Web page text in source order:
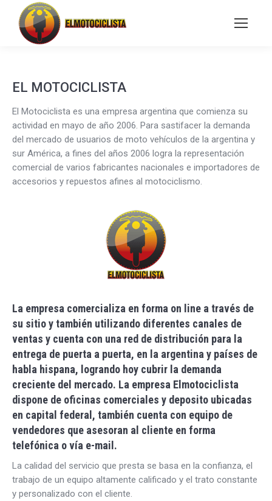
Buscar:
EL MOTOCICLISTA
El Motociclista es una empresa argentina que comienza su
actividad en mayo de año 2006. Para sastifacer la demanda
del mercado de usuarios de moto vehículos de la argentina y
sur América, a fines del años 2006 logra la representación
comercial de varios fabricantes nacionales e importadores de
accesorios y repuestos afines al motociclismo.
La empresa comercializa en forma on line a través de
su sitio y también utilizando diferentes canales de
ventas y cuenta con una red de distribución para la
entrega de puerta a puerta, en la argentina y países de
habla hispana, logrando hoy cubrir la demanda
creciente del mercado. La empresa Elmotociclista
dispone de oficinas comerciales y deposito ubicadas
en capital federal, también cuenta con equipo de
vendedores que asesoran al cliente en forma
telefónica o vía e-mail.
La calidad del servicio que presta se basa en la confianza, el
trabajo de un equipo altamente calificado y el trato constante
y personalizado con el cliente.